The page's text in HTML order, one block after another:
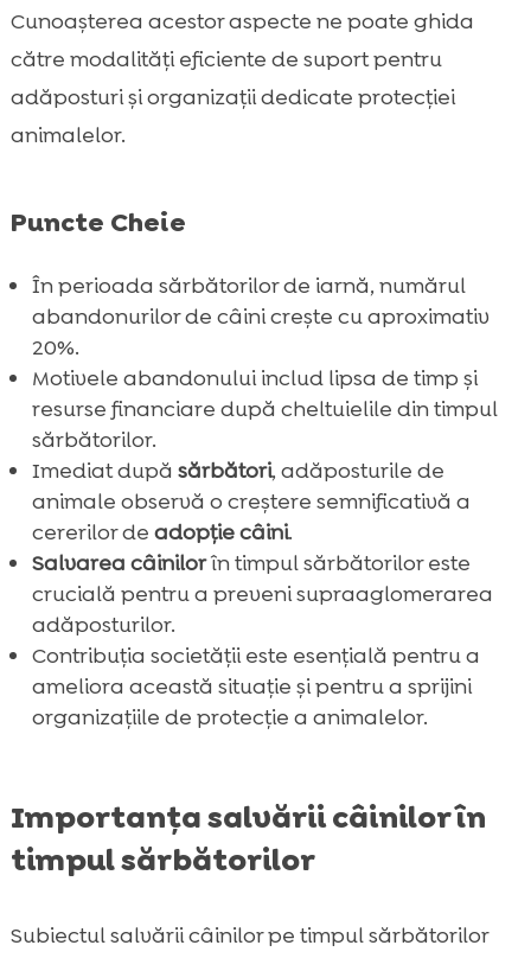
 Rolul veterinarilor în sănătatea câinilor
adoptați

Testimoniale ale familiilor care au adoptat
 FAQ
Cunoașterea acestor aspecte ne poate ghida
către modalități eficiente de suport pentru
adăposturi și organizații dedicate protecției
animalelor.
Puncte Cheie
În perioada sărbătorilor de iarnă, numărul
abandonurilor de câini crește cu aproximativ
20%.
Motivele abandonului includ lipsa de timp și
resurse financiare după cheltuielile din timpul
sărbătorilor.
Imediat după sărbători, adăposturile de
animale observă o creștere semnificativă a
cererilor de adopție câini.
Salvarea câinilorîn timpul sărbătorilor este
crucială pentru a preveni supraaglomerarea
adăposturilor.
Contribuția societății este esențială pentru a
ameliora această situație și pentru a sprijini
organizațiile de protecție a animalelor.
Importanța salvării câinilor în
timpul sărbătorilor
Subiectul salvării câinilor pe timpul sărbătorilor